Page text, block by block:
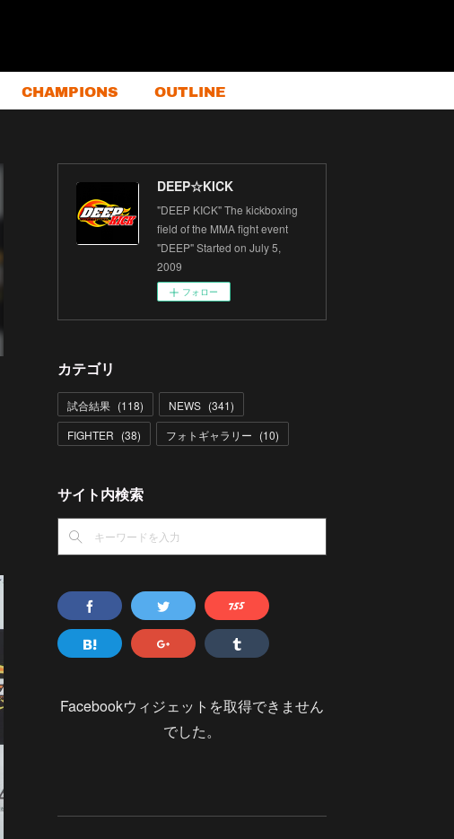
CHAMPIONS OUTLINE
DEEP☆KICK
"DEEP KICK" The kickboxing
field of the MMA fight event
"DEEP" Started on July 5,
2009
フォロー
カテゴリ
試合結果 (118) NEWS (341)
FIGHTER (38) フォトギャラリー (10)
サイト内検索
Facebookウィジェットを取得できません
でした。